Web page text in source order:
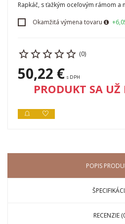
Rapkáč, s ťažkým oceľovým rámom a
Okamžitá výmena tovaru
(0)
50,22 € s DPH
PRODUKT SA UŽ
POPIS
RECENZIE